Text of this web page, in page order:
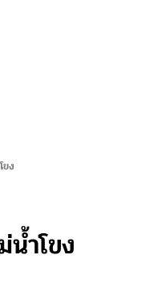
ขง
ำโขง